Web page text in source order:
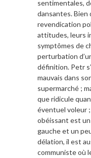
sentimentales,
dansantes. Bien
revendication
attitudes, leurs
symptômes de
perturbation
définition. Petr
mauvais dans
supermarché ;
que ridicule
éventuel voleur
obéissant est un
gauche et un
délation, il est
communiste où